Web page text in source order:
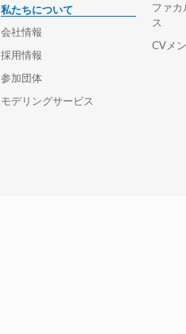
私たちについて
会社情報
採用情報
参加団体
モデリングサービス
ファカ
ス
CVメ